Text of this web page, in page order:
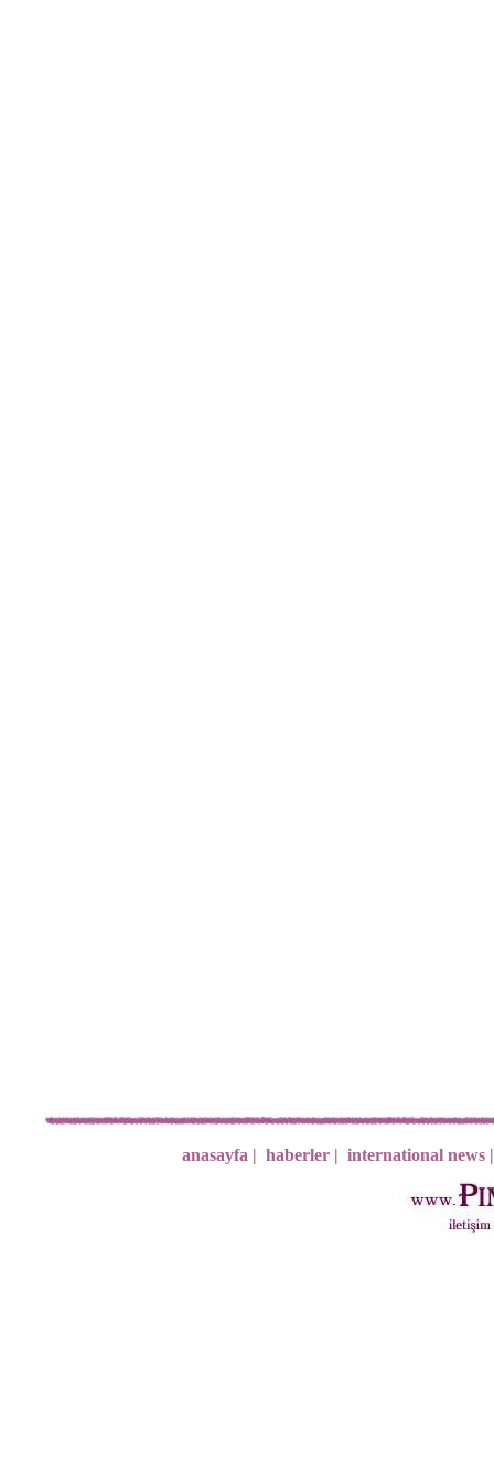
anasayfa | haberler | international news |